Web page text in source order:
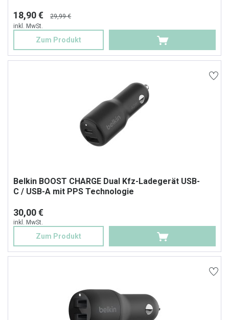
18,90 €
29,99 €
inkl. MwSt.
Zum Produkt
Belkin BOOST CHARGE Dual Kfz-Ladegerät USB-
C / USB-A mit PPS Technologie
30,00 €
inkl. MwSt.
Zum Produkt